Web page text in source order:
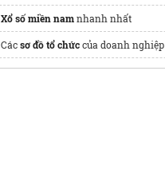
Xổ số miền namnhanh nhất
Cácsơ đồ tổ chứccủa doanh nghiệp